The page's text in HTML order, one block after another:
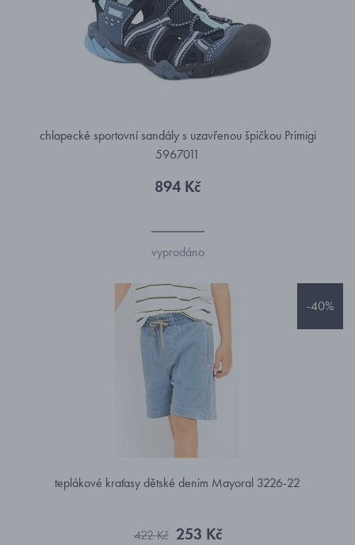
chlapecké sportovní sandály s uzavřenou špičkou Primigi
5967011
894 Kč
vyprodáno
-40%
teplákové kraťasy dětské denim Mayoral 3226-22
422 Kč 253 Kč